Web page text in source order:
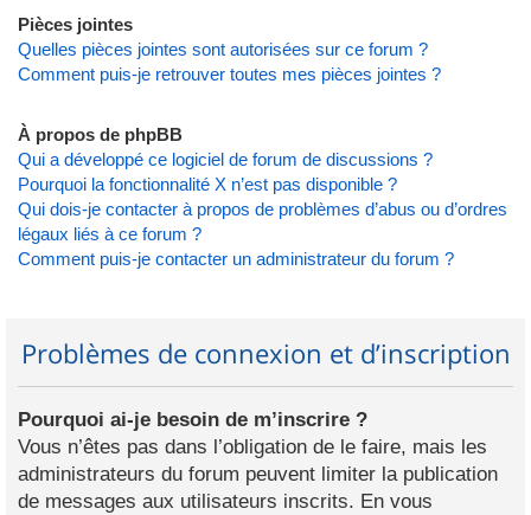
Pièces jointes
Quelles pièces jointes sont autorisées sur ce forum ?
Comment puis-je retrouver toutes mes pièces jointes ?
À propos de phpBB
Qui a développé ce logiciel de forum de discussions ?
Pourquoi la fonctionnalité X n’est pas disponible ?
Qui dois-je contacter à propos de problèmes d’abus ou d’ordres
légaux liés à ce forum ?
Comment puis-je contacter un administrateur du forum ?
Problèmes de connexion et d’inscription
Pourquoi ai-je besoin de m’inscrire ?
Vous n’êtes pas dans l’obligation de le faire, mais les
administrateurs du forum peuvent limiter la publication
de messages aux utilisateurs inscrits. En vous